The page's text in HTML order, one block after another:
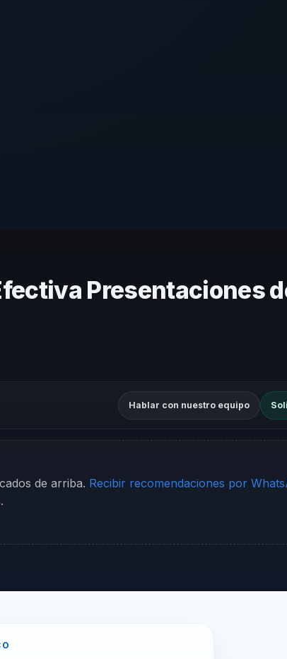
Presentaciones
Hablar con nuestro equipo
de arriba. Recibir recomendaciones por